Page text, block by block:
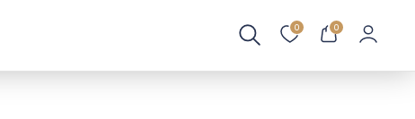
0 0